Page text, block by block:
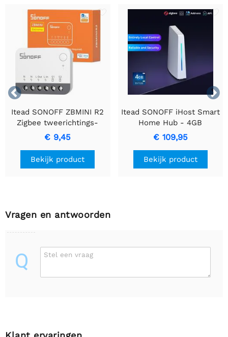


Itead SONOFF ZBMINI R2
Zigbee tweerichtings-
slimme schakelaar
€ 9,45
Bekijk product
Itead SONOFF iHost Smart
Home Hub - 4GB
€ 109,95
Bekijk product
Vragen en antwoorden
Q Stel een vraag